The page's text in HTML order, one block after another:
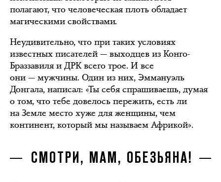
полагают, что человеческая плоть обладает
магическими свойствами.
Неудивительно, что при таких условиях
известных писателей — выходцев из Конго-
Браззавиля и ДРК всего трое. И все
они — мужчины. Один из них, Эммануэль
Донгала, написал: «Ты себя спрашиваешь, думая
о том, что тебе довелось пережить, есть ли
на Земле место хуже для женщины, чем
континент, который мы называем Африкой».
СМОТРИ, МАМ, ОБЕЗЬЯНА!